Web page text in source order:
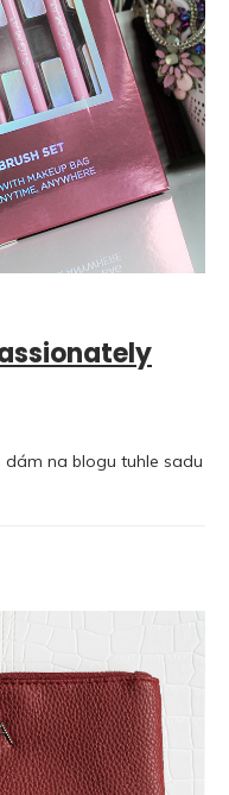
dám na blogu tuhle sadu